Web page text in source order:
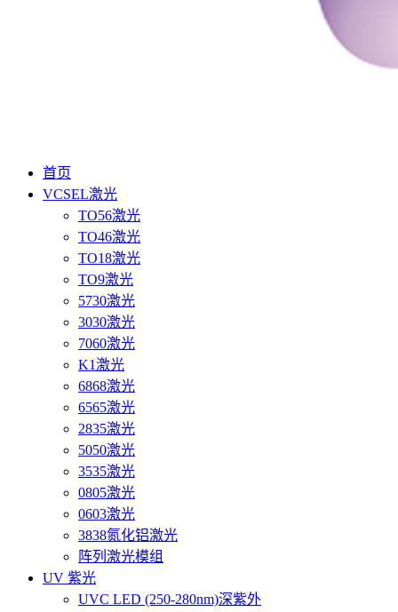
首页
VCSEL激光
TO56激光
TO46激光
TO18激光
TO9激光
5730激光
3030激光
7060激光
K1激光
6868激光
6565激光
2835激光
5050激光
3535激光
0805激光
0603激光
3838氮化铝激光
阵列激光模组
UV 紫光
UVC LED (250-280nm)深紫外